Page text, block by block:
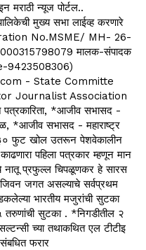
मराठी न्यूज पोर्टल..
मुख्य सभा लाईव्ह करणारे
No.MSME/ MH- 26-
मालक-संपादक
9423508306)
- State Committe
Journalist Association
*आजीव सभासद -
*आजीव सभासद - महाराष्ट्र
३० फुट खोल उतरून पेशवेकालीन
पहिला पत्रकार म्हणून मान
नातू प्रफुल्ल चिपळूणकर हे सारस
जिवन जगत असल्याचे सर्वप्रथम
भारतीय मजुरांची सुटका
तरुणांची सुटका . *निगडीतील २
च्या तथाकथित एल टीटीइ
फरार